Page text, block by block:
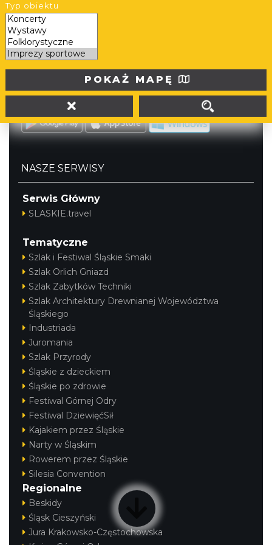
Typ obiektu
POKAŻ MAPĘ
tel. (32) 207 207 1
info@slaskie.travel
Portal powstał w ramach projektu
Mobilne Śląskie
Darmowa aplikacjaSLASKIE.traveldostępna na
platformach
NASZE SERWISY
Serwis Główny
SLASKIE.travel
Tematyczne
Szlak i Festiwal Śląskie Smaki
Szlak Orlich Gniazd
Szlak Zabytków Techniki
Szlak Architektury Drewnianej Województwa
Śląskiego
Industriada
Juromania
Szlak Przyrody
Śląskie z dzieckiem
Śląskie po zdrowie
Festiwal Górnej Odry
Festiwal DziewięćSił
Kajakiem przez Śląskie
Narty w Śląskim
Rowerem przez Śląskie
Silesia Convention
Regionalne
Beskidy
Śląsk Cieszyński
Jura Krakowsko-Częstochowska